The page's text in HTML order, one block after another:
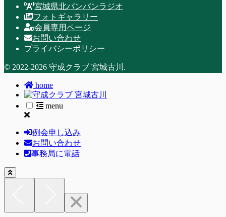
宮城県北バンバンラジオ
フォトギャラリー
会員専用ページ
お問い合わせ
プライバシーポリシー
© 2022-2026 守成クラブ 宮城古川.
home
menu
例会申し込み
お問い合わせ
事務局に電話